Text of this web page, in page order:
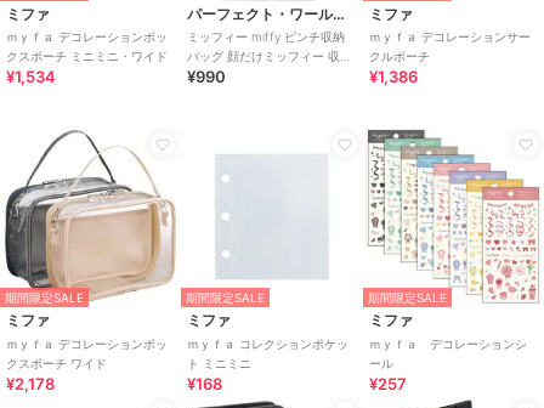
ミファ
ｍｙｆａ デコレーションボッ
クスポーチ ミニミニ・ワイド
¥1,534
パーフェクト・ワールド・トーキョー
ミッフィー miffy ピンチ収納
バッグ 顔だけミッフィー 収納
お風呂 ホワイト
¥990
ミファ
ｍｙｆａ デコレーションサー
クルポーチ
¥1,386
期間限定SALE
ミファ
ｍｙｆａ デコレーションボッ
クスポーチ ワイド
¥2,178
期間限定SALE
ミファ
ｍｙｆａ コレクションポケッ
ト ミニミニ
¥168
期間限定SALE
ミファ
ｍｙｆａ デコレーションシ
ール
¥257